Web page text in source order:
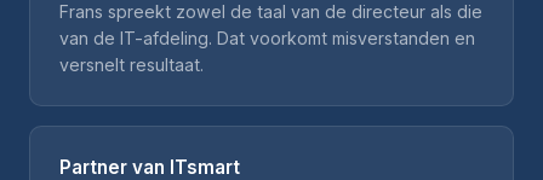
Frans spreekt zowel de taal van de directeur als die
van de IT-afdeling. Dat voorkomt misverstanden en
versnelt resultaat.
Partner van ITsmart